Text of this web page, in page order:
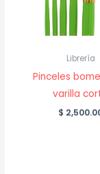
Librería
Pinceles
varilla
$